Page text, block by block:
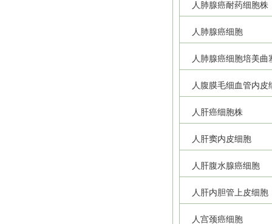
人肺腺癌耐药细胞株
人肺腺癌细胞
人肺腺癌细胞培美曲
人腹膜毛细血管内皮
人肝癌细胞株
人肝窦内皮细胞
人肝腹水腺癌细胞
人肝内胆管上皮细胞
人宫颈癌细胞